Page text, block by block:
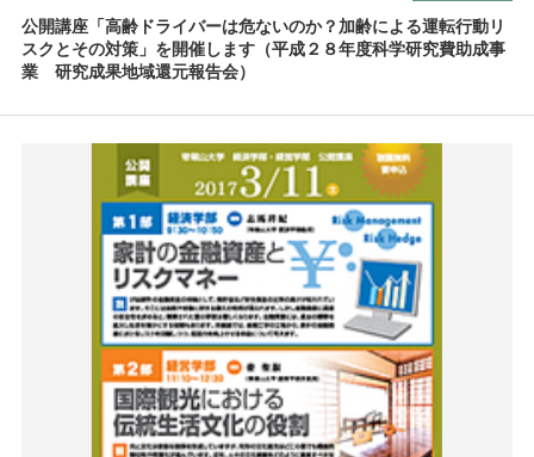
公開講座「高齢ドライバーは危ないのか？加齢による運転行動リ
スクとその対策」を開催します（平成２８年度科学研究費助成事
業 研究成果地域還元報告会）